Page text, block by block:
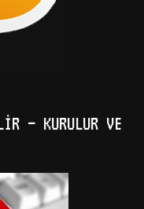
– KURULUR VE